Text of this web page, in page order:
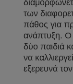
των
πάθος για
ανάπτυξη. Ο
δύο παιδιά
να
εξερευνά